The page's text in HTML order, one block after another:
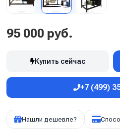
95 000 руб.
Купить сейчас
+7 (499)
Нашли дешевле?